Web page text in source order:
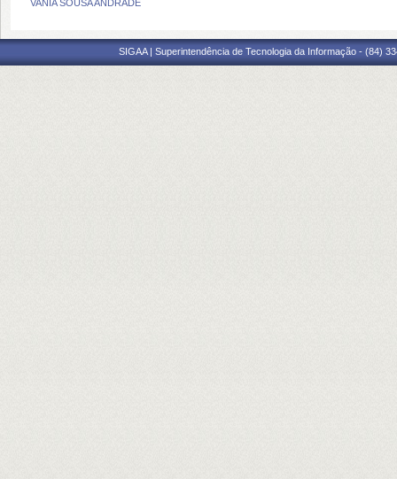
VANIA SOUSA ANDRADE
SIGAA | Superintendência de Tecnologia da Informação - (84)